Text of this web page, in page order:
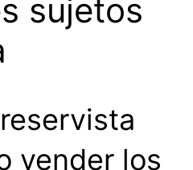
sujetos
vender los